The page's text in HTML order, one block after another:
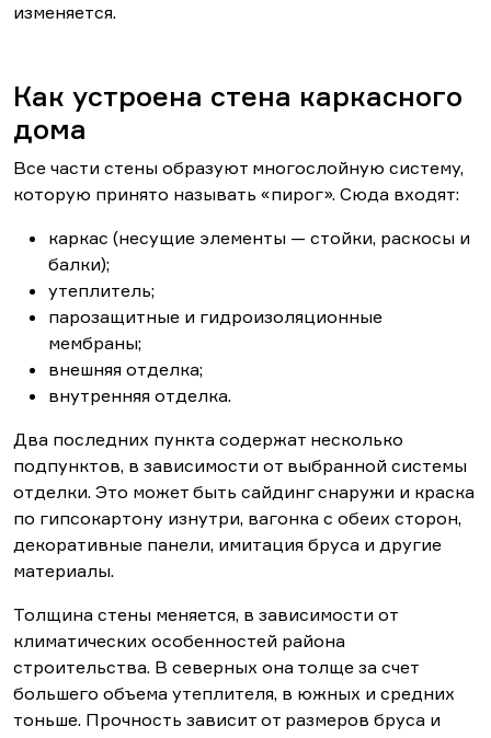
изменяется.
Как устроена стена каркасного
дома
Все части стены образуют многослойную систему,
которую принято называть «пирог». Сюда входят:
каркас (несущие элементы — стойки, раскосы и
балки);
утеплитель;
парозащитные и гидроизоляционные
мембраны;
внешняя отделка;
внутренняя отделка.
Два последних пункта содержат несколько
подпунктов, в зависимости от выбранной системы
отделки. Это может быть сайдинг снаружи и краска
по гипсокартону изнутри, вагонка с обеих сторон,
декоративные панели, имитация бруса и другие
материалы.
Толщина стены меняется, в зависимости от
климатических особенностей района
строительства. В северных она толще за счет
большего объема утеплителя, в южных и средних
тоньше. Прочность зависит от размеров бруса и